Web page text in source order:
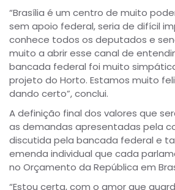
“Brasília é um centro de muito
sem apoio federal, seria de difícil
conhece todos os deputados e
muito a abrir esse canal de
bancada federal foi muito
projeto do Horto. Estamos muito
dando certo”, conclui.
A definição final dos valores que
as demandas apresentadas pela
discutida pela bancada federal e
emenda individual que cada
no Orçamento da República em
“Estou certa, com o amor que